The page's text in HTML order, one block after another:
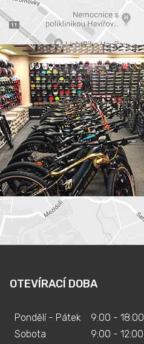
OTEVÍRACÍ DOBA
Pondělí - Pátek
Sobota
9:00 - 18:00
9:00 - 12:00